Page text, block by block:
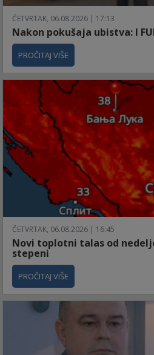
ČETVRTAK, 06.08.2026 | 17:13
Nakon pokušaja ubistva: I
PROČITAJ VIŠE
ČETVRTAK, 06.08.2026 | 16:45
Novi toplotni talas od
stepeni
PROČITAJ VIŠE